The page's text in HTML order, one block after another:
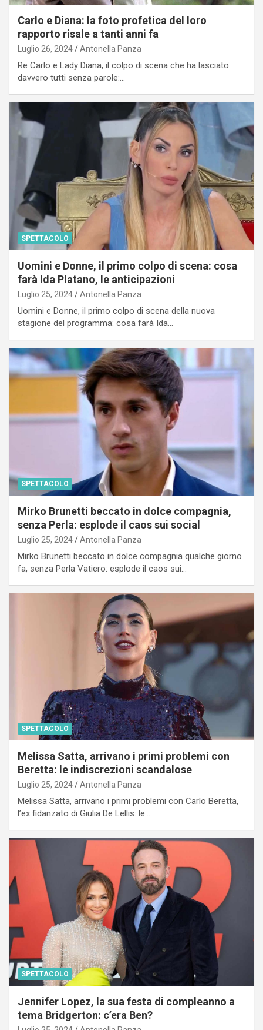
Carlo e Diana: la foto profetica del loro
rapporto risale a tanti anni fa
Luglio 26, 2024 Antonella Panza
Re Carlo e Lady Diana, il colpo di scena che ha lasciato
davvero tutti senza parole:…
SPETTACOLO
Uomini e Donne, il primo colpo di scena: cosa
farà Ida Platano, le anticipazioni
Luglio 25, 2024 Antonella Panza
Uomini e Donne, il primo colpo di scena della nuova
stagione del programma: cosa farà Ida…
SPETTACOLO
Mirko Brunetti beccato in dolce compagnia,
senza Perla: esplode il caos sui social
Luglio 25, 2024 Antonella Panza
Mirko Brunetti beccato in dolce compagnia qualche giorno
fa, senza Perla Vatiero: esplode il caos sui…
SPETTACOLO
Melissa Satta, arrivano i primi problemi con
Beretta: le indiscrezioni scandalose
Luglio 25, 2024 Antonella Panza
Melissa Satta, arrivano i primi problemi con Carlo Beretta,
l’ex fidanzato di Giulia De Lellis: le…
SPETTACOLO
Jennifer Lopez, la sua festa di compleanno a
tema Bridgerton: c’era Ben?